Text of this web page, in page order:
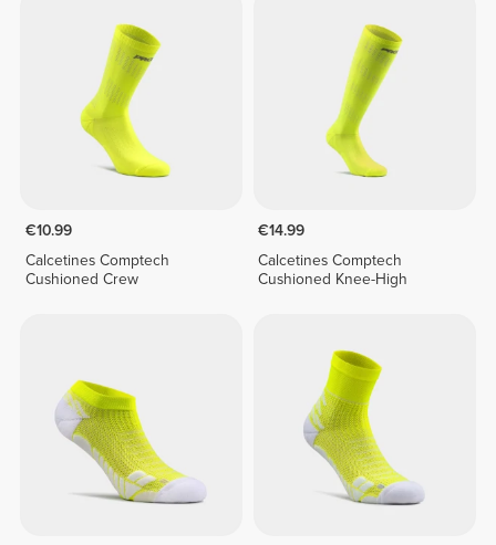
€10.99
Calcetines Comptech
Cushioned Crew
€14.99
Calcetines Comptech
Cushioned Knee-High